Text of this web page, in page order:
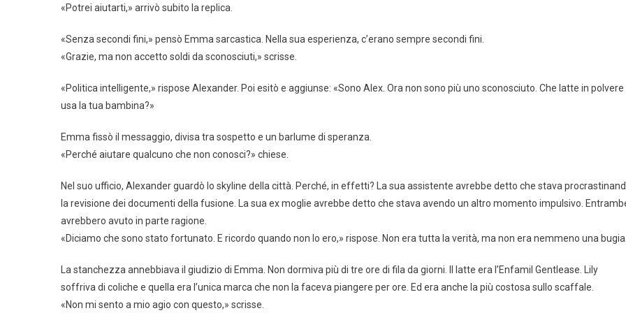
«Potrei aiutarti,» arrivò subito la replica.
«Senza secondi fini,» pensò Emma sarcastica. Nella sua esperienza, c’erano sempre secondi fini.
«Grazie, ma non accetto soldi da sconosciuti,» scrisse.
«Politica intelligente,» rispose Alexander. Poi esitò e aggiunse: «Sono Alex. Ora non sono più uno sconosciuto. Che latte in polvere
usa la tua bambina?»
Emma fissò il messaggio, divisa tra sospetto e un barlume di speranza.
«Perché aiutare qualcuno che non conosci?» chiese.
Nel suo ufficio, Alexander guardò lo skyline della città. Perché, in effetti? La sua assistente avrebbe detto che stava
la revisione dei documenti della fusione. La sua ex moglie avrebbe detto che stava avendo un altro momento impulsivo.
avrebbero avuto in parte ragione.
«Diciamo che sono stato fortunato. E ricordo quando non lo ero,» rispose. Non era tutta la verità, ma non era nemmeno una bugia.
La stanchezza annebbiava il giudizio di Emma. Non dormiva più di tre ore di fila da giorni. Il latte era l’Enfamil Gentlease. Lily
soffriva di coliche e quella era l’unica marca che non la faceva piangere per ore. Ed era anche la più costosa sullo scaffale.
«Non mi sento a mio agio con questo,» scrisse.